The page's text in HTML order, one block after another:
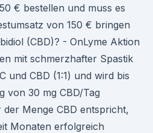
€ bestellen und muss es
von 150 € bringen
(CBD)? - OnLyme Aktion
mit schmerzhafter Spastik
und CBD (1:1) und wird bis
von 30 mg CBD/Tag
Menge CBD entspricht,
Monaten erfolgreich